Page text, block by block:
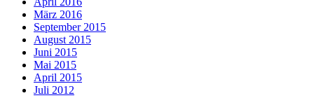
März 2016
September 2015
August 2015
Juni 2015
Mai 2015
April 2015
Juli 2012